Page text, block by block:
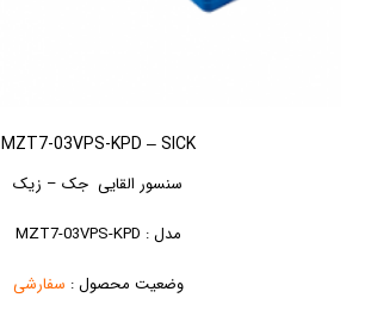
MZT7-03VPS-KPD – SICK
سنسور القایی جک – زیک
مدل : MZT7-03VPS-KPD
وضعیت محصول : سفارشی